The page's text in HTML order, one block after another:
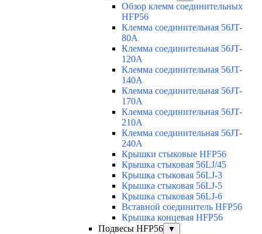
Обзор клемм соединительных
HFP56
Клемма соединительная 56JT-
80A
Клемма соединительная 56JT-
120A
Клемма соединительная 56JT-
140A
Клемма соединительная 56JT-
170A
Клемма соединительная 56JT-
210A
Клемма соединительная 56JT-
240A
Крышки стыковые HFP56
Крышка стыковая 56LJ/45
Крышка стыковая 56LJ-3
Крышка стыковая 56LJ-5
Крышка стыковая 56LJ-6
Вставной соединитель HFP56
Крышка концевая HFP56
Подвесы HFP56
▼